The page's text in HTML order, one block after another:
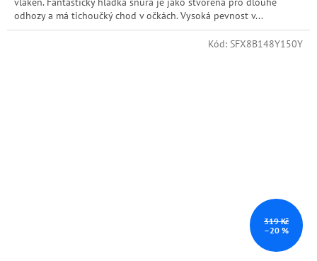
odhozy a má tichoučký chod v očkách. Vysoká pevnost v...
319 Kč
–20 %
Kód: SFX8B148Y150Y